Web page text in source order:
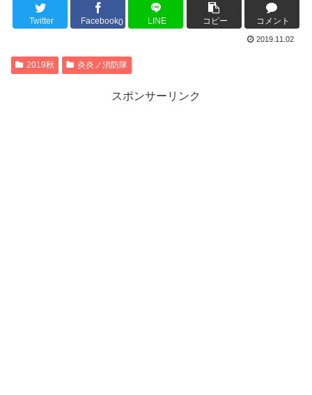
Powered by livedoor 相互RSS
Twitter Facebook0 LINE コピー コメント
2019.11.02
2019秋 炎炎ノ消防隊
スポンサーリンク